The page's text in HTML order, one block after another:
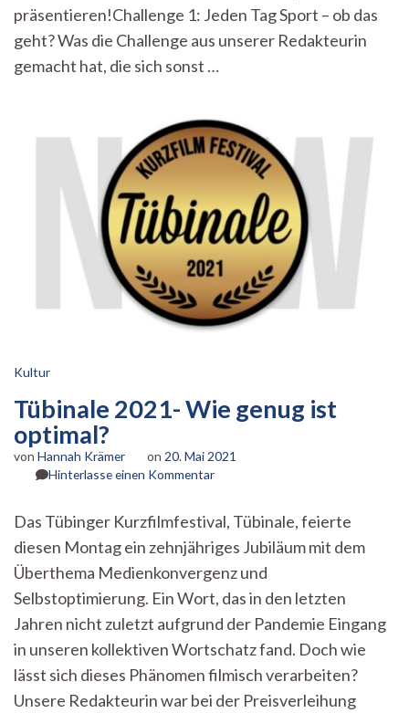
Muskelkater.
präsentieren!Challenge 1: Jeden Tag Sport – ob das
geht? Was die Challenge aus unserer Redakteurin
gemacht hat, die sich sonst …
Kultur
Tübinale 2021- Wie genug ist
optimal?
von Hannah Krämer on 20. Mai 2021
Hinterlasse einen Kommentarzu
Wie
genug
optimal?
Das Tübinger Kurzfilmfestival, Tübinale, feierte
diesen Montag ein zehnjähriges Jubiläum mit dem
Überthema Medienkonvergenz und
Selbstoptimierung. Ein Wort, das in den letzten
Jahren nicht zuletzt aufgrund der Pandemie Eingang
in unseren kollektiven Wortschatz fand. Doch wie
lässt sich dieses Phänomen filmisch verarbeiten?
Unsere Redakteurin war bei der Preisverleihung